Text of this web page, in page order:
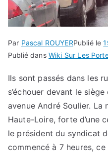
Par Pascal ROUYERPublié le
Publié dans Wiki Sur Les
Ils sont passés dans les
s’échouer devant le
avenue André Soulier.
Haute-Loire, forte d’une
le président du syndicat
commencé à 7 heures,